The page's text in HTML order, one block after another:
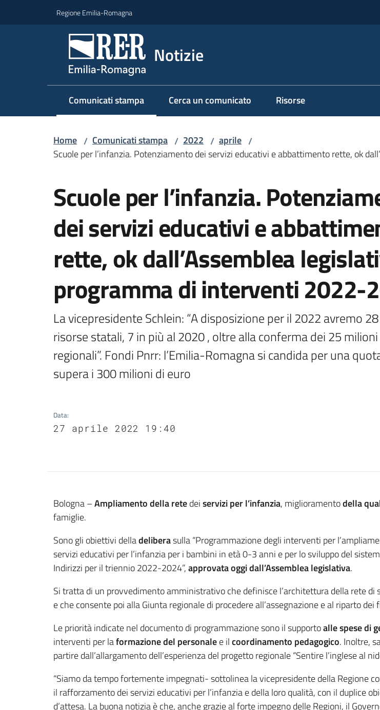
Regione Emilia-Romagna
Notizie
Comunicati stampa
Menu selezionato Cerca un comunicato Risorse
Home / Comunicati stampa / 2022 / aprile /
Scuole per l’infanzia. Potenziamento dei servizi educativi e abbattimento rette, ok
Scuole per l’infanzia.
dei servizi educativi e
rette, ok dall’Assemblea
programma di interventi 2022-
La vicepresidente Schlein: “A disposizione per il 2022 avremo
risorse statali, 7 in più al 2020 , oltre alla conferma dei 25
regionali”. Fondi Pnrr: l’Emilia-Romagna si candida per una
supera i 300 milioni di euro
Data:
27 aprile 2022 19:40
Contenuto
Bologna –Ampliamento della retedeiservizi per l’infanzia, miglioramentodella
famiglie.
Sono gli obiettivi delladeliberasulla “Programmazione degli interventi per
servizi educativi per l’infanzia per i bambini in età 0-3 anni e per lo sviluppo del
Indirizzi per il triennio 2022-2024”,approvata oggi dall’Assemblea legislativa.
Si tratta di un provvedimento amministrativo che definisce l’architettura della rete
e che consente poi alla Giunta regionale di procedere all’assegnazione e al riparto
Le priorità indicate nel documento di programmazione sono il supportoalle spese di
interventi per laformazione del personalee ilcoordinamento pedagogico. Inoltre,
partire dall’allargamento dell’esperienza del progetto regionale “Sentire l’inglese al
“Siamo da tempo fortemente impegnati- sottolinea la vicepresidente della Regione
il rafforzamento dei servizi educativi per l’infanzia e della loro qualità, con il duplice
d’attesa. La buona notizia è che, anche grazie al forte impegno delle Regioni, il